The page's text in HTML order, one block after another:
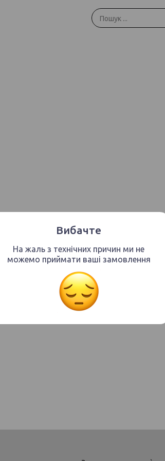
Вибачте
На жаль з технічних причин ми не
можемо приймати ваші замовлення